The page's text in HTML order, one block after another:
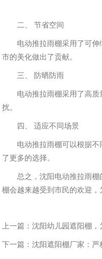
二、 节省空间
电动推拉雨棚采用了可
市的美化做出了贡献。
三、 防晒防雨
电动推拉雨棚采用了高
扰。
四、 适应不同场景
电动推拉雨棚可以根据
了更多的选择。
总之，沈阳电动推拉雨
棚会越来越受到市民的欢迎，
上一篇： 沈阳幼儿园遮阳棚
下一篇： 沈阳遮阳棚厂家：